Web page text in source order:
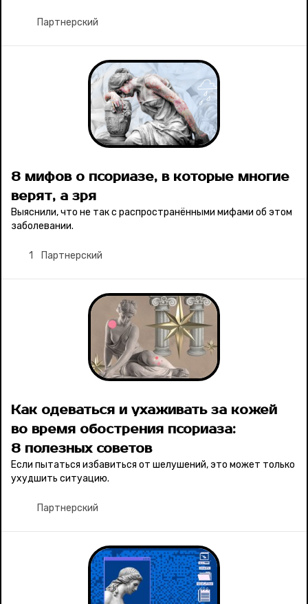
Партнерский
8 мифов о псориазе, в которые многие
верят, а зря
Выяснили, что не так с распространёнными мифами об этом
заболевании.
1 Партнерский
Как одеваться и ухаживать за кожей
во время обострения псориаза:
8 полезных советов
Если пытаться избавиться от шелушений, это может только
ухудшить ситуацию.
Партнерский